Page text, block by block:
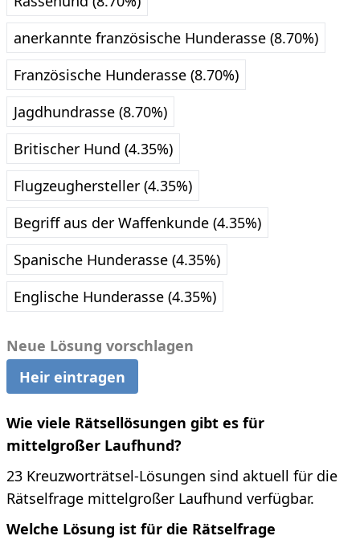
anerkannte französische Hunderasse (8.70%)
Französische Hunderasse (8.70%)
Jagdhundrasse (8.70%)
Britischer Hund (4.35%)
Flugzeughersteller (4.35%)
Begriff aus der Waffenkunde (4.35%)
Spanische Hunderasse (4.35%)
Englische Hunderasse (4.35%)
Neue Lösung vorschlagen
Heir eintragen
Wie viele Rätsellösungen gibt es für
mittelgroßer Laufhund?
23 Kreuzworträtsel-Lösungen sind aktuell für die
Rätselfrage mittelgroßer Laufhund verfügbar.
Welche Lösung ist für die Rätselfrage